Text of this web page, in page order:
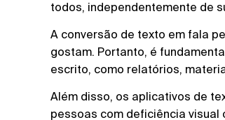
todos, independentemente de
A conversão de texto em fala
gostam. Portanto, é
escrito, como relatórios,
Além disso, os aplicativos de
pessoas com deficiência visual